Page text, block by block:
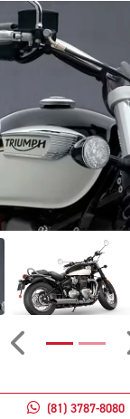
Anterior
(81) 3787-8080